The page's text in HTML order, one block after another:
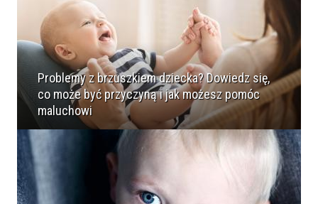
Problemy z brzuszkiem dziecka? Dowiedz się,
co może być przyczyną i jak możesz pomóc
maluchowi